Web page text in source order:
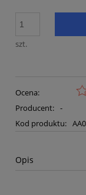
szt.
Ocena:
Producent: -
Kod produktu:
Opis